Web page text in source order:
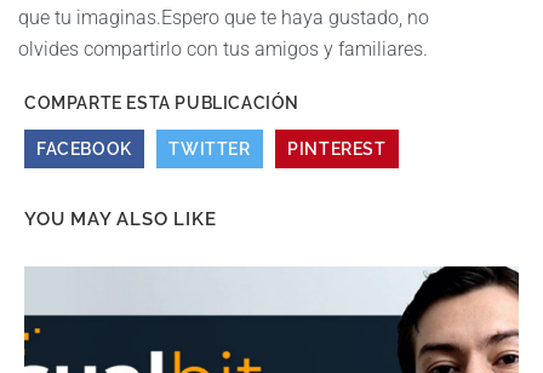
que tu imaginas.Espero que te haya gustado, no
olvides compartirlo con tus amigos y familiares.
COMPARTE ESTA PUBLICACIÓN
FACEBOOK TWITTER PINTEREST
YOU MAY ALSO LIKE